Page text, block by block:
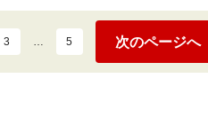
3 … 5 次のページへ